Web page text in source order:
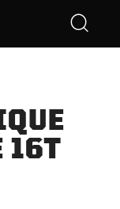
16T